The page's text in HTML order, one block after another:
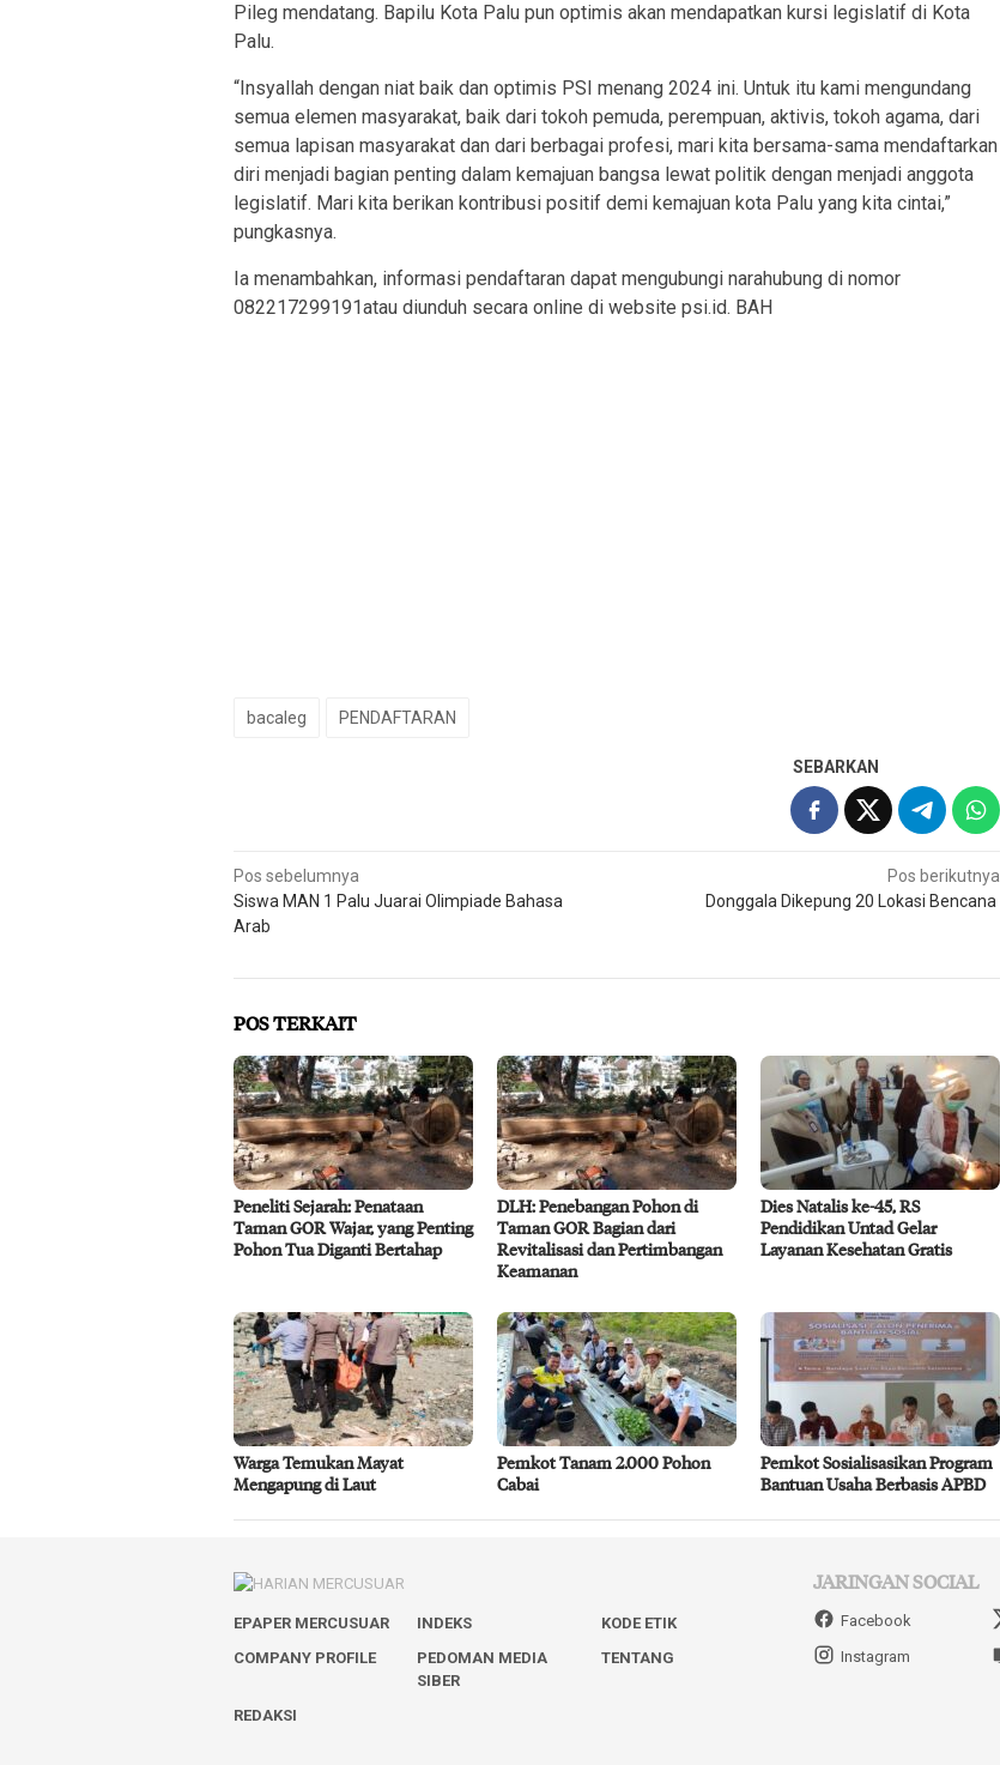
Pileg mendatang. Bapilu Kota Palu pun optimis akan mendapatkan kursi legislatif di Kota
Palu.
“Insyallah dengan niat baik dan optimis PSI menang 2024 ini. Untuk itu kami mengundang
semua elemen masyarakat, baik dari tokoh pemuda, perempuan, aktivis, tokoh agama, dari
semua lapisan masyarakat dan dari berbagai profesi, mari kita bersama-sama mendaftarkan
diri menjadi bagian penting dalam kemajuan bangsa lewat politik dengan menjadi anggota
legislatif. Mari kita berikan kontribusi positif demi kemajuan kota Palu yang kita cintai,”
pungkasnya.
Ia menambahkan, informasi pendaftaran dapat mengubungi narahubung di nomor
082217299191atau diunduh secara online di website psi.id. BAH
bacaleg PENDAFTARAN
SEBARKAN
Navigasi
pos
Pos sebelumnya
Siswa MAN 1 Palu Juarai Olimpiade Bahasa
Arab
Pos berikutnya
Donggala Dikepung 20 Lokasi Bencana
POS TERKAIT
Peneliti Sejarah: Penataan
Taman GOR Wajar, yang Penting
Pohon Tua Diganti Bertahap
DLH: Penebangan Pohon di
Taman GOR Bagian dari
Revitalisasi dan Pertimbangan
Keamanan
Dies Natalis ke-45, RS
Pendidikan Untad Gelar
Layanan Kesehatan Gratis
Warga Temukan Mayat
Mengapung di Laut
Pemkot Tanam 2.000 Pohon
Cabai
Pemkot Sosialisasikan Program
Bantuan Usaha Berbasis APBD
EPAPER MERCUSUAR INDEKS
KODE ETIK
COMPANY PROFILE
PEDOMAN MEDIA
SIBER
TENTANG
REDAKSI
JARINGAN SOCIAL
Facebook
Instagram